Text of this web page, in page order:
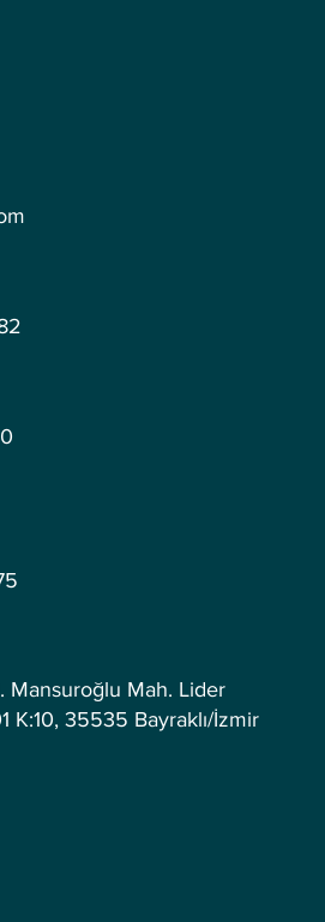
Mansuroğlu Mah. Lider
K:10, 35535 Bayraklı/İzmir